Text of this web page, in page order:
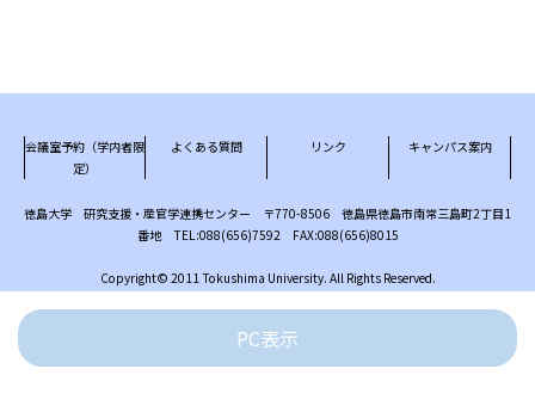
会議室予約（学内者限
定）
よくある質問 リンク キャンパス案内
徳島大学 研究支援・産官学連携センター 〒770-8506 徳島県徳島市南常三島町2丁目1
番地 TEL:088(656)7592 FAX:088(656)8015
Copyright© 2011 Tokushima University. All Rights Reserved.
PC表示